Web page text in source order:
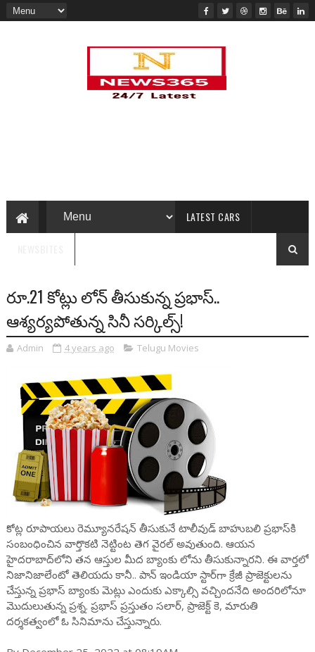
LATEST CARS
రూ.21 కోట్లు లోన్ తీసుకున్న ప్ర‌భాస్‌..
ఆశ్య‌ర్య‌పోతున్న సినీ స‌ర్కిల్స్‌!
Admin 4 years ago Telugu Movies
కోట్ల రూపాయలు రెమ్యూనరేషన్ తీసుకునే టాలీవుడ్ బాహుబలి ప్రభాస్‌కి
సంబంధించిన వార్తొకటి నెట్టింట తెగ వైరల్ అవుతుంది. ఆయన
హైదరాబాద్‌లోని తన ఆస్తుల మీద బ్యాంకు లోను తీసుకున్నారని. ఈ వార్తలో
నిజానిజాలేంటో తెలియదు కానీ.. పాన్ ఇండియా స్టార్‌గా క్రేజీ ప్రాజెక్టులను
చేస్తున్న ప్రభాస్ బ్యాంకు మెట్లు ఎందుకు ఎక్కాల్సి వచ్చిందనేది అందరిలోనూ
మొదులుతున్న ప్రశ్న. ప్రభాస్ ప్రస్తుతం సలార్, ప్రాజెక్ట్ కె, మారుతి
దర్శకత్వంలో ఓ సినిమాను చేస్తున్నారు.